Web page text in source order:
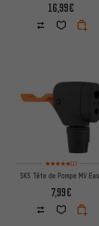
16,99€
Note moyenne : 5 sur
(1)
SKS Tête de Pompe MV
7,99€